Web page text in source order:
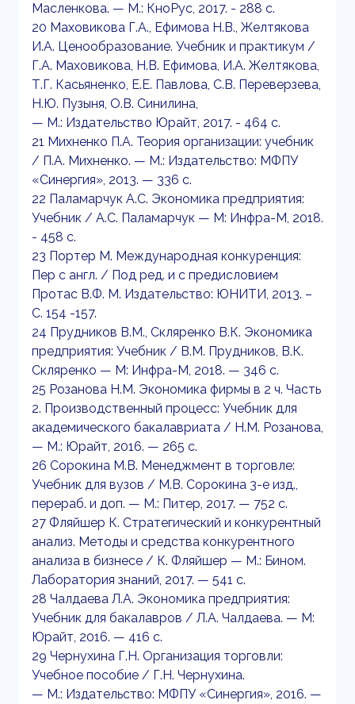
Масленкова. — М.: КноРус, 2017. - 288 с.
20 Маховикова Г.А., Ефимова Н.В., Желтякова
И.А. Ценообразование. Учебник и практикум /
Г.А. Маховикова, Н.В. Ефимова, И.А. Желтякова,
Т.Г. Касьяненко, Е.Е. Павлова, С.В. Переверзева,
Н.Ю. Пузыня, О.В. Синилина,
— М.: Издательство Юрайт, 2017. - 464 с.
21 Михненко П.А. Теория организации: учебник
/ П.А. Михненко. — М.: Издательство: МФПУ
«Синергия», 2013. — 336 с.
22 Паламарчук А.С. Экономика предприятия:
Учебник / А.С. Паламарчук — М: Инфра-М, 2018.
- 458 с.
23 Портер М. Международная конкуренция:
Пер с англ. / Под ред. и с предисловием
Протас В.Ф. М. Издательство: ЮНИТИ, 2013. –
С. 154 -157.
24 Прудников В.М., Скляренко В.К. Экономика
предприятия: Учебник / В.М. Прудников, В.К.
Скляренко — М: Инфра-М, 2018. — 346 с.
25 Розанова Н.М. Экономика фирмы в 2 ч. Часть
2. Производственный процесс: Учебник для
академического бакалавриата / Н.М. Розанова,
— М.: Юрайт, 2016. — 265 с.
26 Сорокина М.В. Менеджмент в торговле:
Учебник для вузов / М.В. Сорокина 3-е изд.,
перераб. и доп. — М.: Питер, 2017. — 752 с.
27 Фляйшер К. Стратегический и конкурентный
анализ. Методы и средства конкурентного
анализа в бизнесе / К. Фляйшер — М.: Бином.
Лаборатория знаний, 2017. — 541 с.
28 Чалдаева Л.А. Экономика предприятия:
Учебник для бакалавров / Л.А. Чалдаева. — М:
Юрайт, 2016. — 416 с.
29 Чернухина Г.Н. Организация торговли:
Учебное пособие / Г.Н. Чернухина.
— М.: Издательство: МФПУ «Синергия», 2016. —